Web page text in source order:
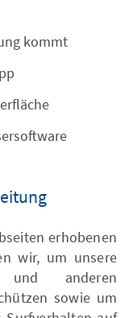
kommt
erhobenen
wir, um unsere
und anderen
sowie um